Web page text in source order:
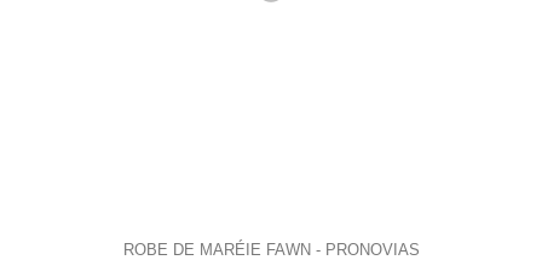
ROBE DE MARÉIE FAWN - PRONOVIAS